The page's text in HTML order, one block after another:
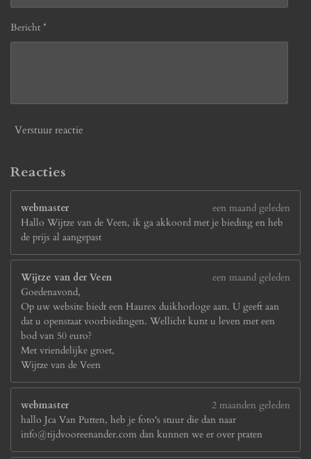
Bericht *
Verstuur reactie
Reacties
webmaster
een maand geleden
Hallo Wijtze van de Veen, ik ga akkoord met je bieding en heb
de prijs al aangepast
Wijtze van der Veen
een maand geleden
Goedenavond,
Op uw website biedt een Haurex duikhorloge aan. U geeft aan
dat u openstaat voorbiedingen. Wellicht kunt u leven met een
bod van 50 euro?
Met vriendelijke groet,
Wijtze van de Veen
webmaster
2 maanden geleden
hallo Jca Van Putten, heb je foto's stuur die dan naar
info@tijdvooreenander.com dan kunnen we er over praten